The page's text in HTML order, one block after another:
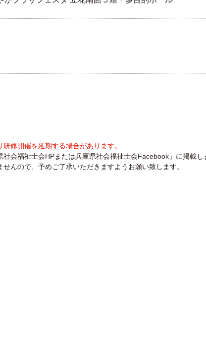
修開催を延期する場合があります。
社会福祉士会HPまたは兵庫県社会福祉士会Facebook」に掲載
せんので、予めご了承いただきますようお願い致します。